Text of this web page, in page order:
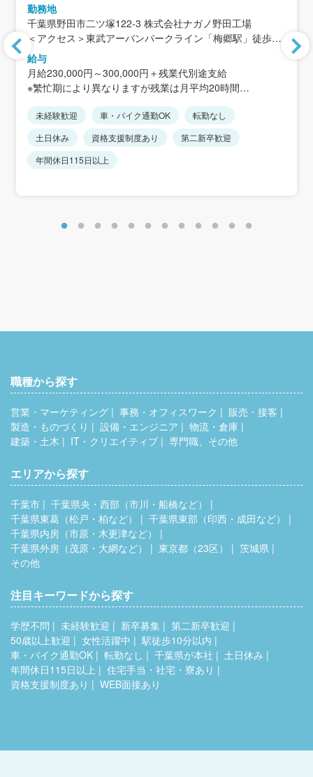
勤務地
千葉県野田市二ツ塚122-3 株式会社ナガノ野田工場
＜アクセス＞東武アーバンパークライン「梅郷駅」徒歩18
分／車で3分
(梅郷駅は柏駅から電車で17分)
※車通勤OK（駐車場完備・交通費はガソリン代として支
給）
※転勤は一切ありません
給与
月給230,000円～300,000円＋残業代別途支給
※繁忙期により異なりますが残業は月平均20時間
＜年収例＞330～450万円
未経験歓迎 車・バイク通勤OK
転勤なし
土日休み
資格支援制度あり
第二新卒歓迎
年間休日115日以上
職種から探す
営業・マーケティング 事務・オフィスワーク
販売・接客
製造・ものづくり
設備・エンジニア
物流・倉庫
建築・土木
IT・クリエイティブ 専門職、その他
エリアから探す
千葉市
千葉県央・西部（市川・船橋など）
千葉県東葛（松戸・柏など）
千葉県東部（印西・成田など）
千葉県内房（市原・木更津など）
千葉県外房（茂原・大網など）
東京都（23区）
茨城県
その他
注目キーワードから探す
学歴不問 未経験歓迎 新卒募集
第二新卒歓迎
50歳以上歓迎
女性活躍中
駅徒歩10分以内
車・バイク通勤OK
転勤なし 千葉県が本社
土日休み
年間休日115日以上
住宅手当・社宅・寮あり
資格支援制度あり
WEB面接あり